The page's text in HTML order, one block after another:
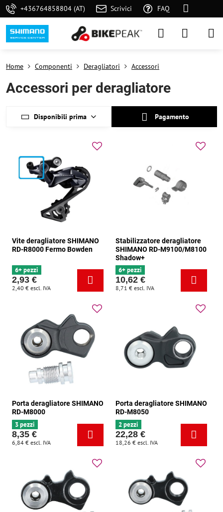
+436764858804 (AT) Scrivici FAQ
Home Componenti Deragliatori Accessori
Accessori per deragliatore
Disponibili prima Pagamento
Vite deragliatore SHIMANO
RD-R8000 Fermo Bowden
6+ pezzi
2,93 €
2,40 € escl. IVA
Stabilizzatore deragliatore
SHIMANO RD-M9100/M8100
Shadow+
6+ pezzi
10,62 €
8,71 € escl. IVA
Porta deragliatore SHIMANO
RD-M8000
3 pezzi
8,35 €
6,84 € escl. IVA
Porta deragliatore SHIMANO
RD-M8050
2 pezzi
22,28 €
18,26 € escl. IVA